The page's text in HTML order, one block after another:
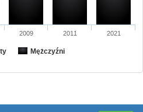
Mężczyźni
2009 2011 2021